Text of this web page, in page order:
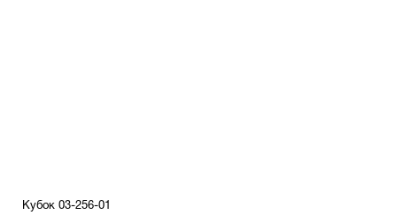
Кубок 03-256-01